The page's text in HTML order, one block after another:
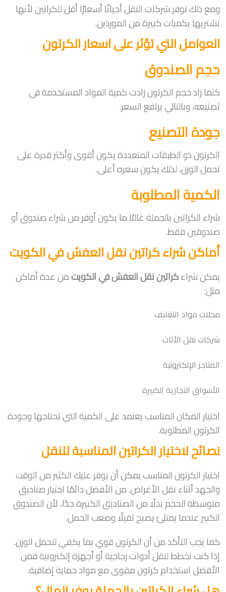
ومع ذلك توفر شركات النقل أحيانًا أسعارًا أقل للكراتين لأنها
تشتريها بكميات كبيرة من الموردين.
العوامل التي تؤثر على اسعار الكرتون
حجم الصندوق
كلما زاد حجم الكرتون زادت كمية المواد المستخدمة في
تصنيعه، وبالتالي يرتفع السعر.
جودة التصنيع
الكرتون ذو الطبقات المتعددة يكون أقوى وأكثر قدرة على
تحمل الوزن، لذلك يكون سعره أعلى.
الكمية المطلوبة
شراء الكراتين بالجملة غالبًا ما يكون أوفر من شراء صندوق أو
صندوقين فقط.
أماكن شراء كراتين نقل العفش في الكويت
يمكن شراءكراتين نقل العفش في الكويتمن عدة أماكن
مثل:
محلات مواد التغليف
شركات نقل الأثاث
المتاجر الإلكترونية
الأسواق التجارية الكبيرة
اختيار المكان المناسب يعتمد على الكمية التي تحتاجها وجودة
الكرتون المطلوبة.
نصائح لاختيار الكراتين المناسبة للنقل
اختيار الكرتون المناسب يمكن أن يوفر عليك الكثير من الوقت
والجهد أثناء نقل الأغراض. من الأفضل دائمًا اختيار صناديق
متوسطة الحجم بدلًا من الصناديق الكبيرة جدًا، لأن الصندوق
الكبير عندما يمتلئ يصبح ثقيلًا وصعب الحمل.
كما يجب التأكد من أن الكرتون قوي بما يكفي لتحمل الوزن.
إذا كنت تخطط لنقل أدوات زجاجية أو أجهزة إلكترونية فمن
الأفضل استخدام كرتون مقوى مع مواد حماية إضافية.